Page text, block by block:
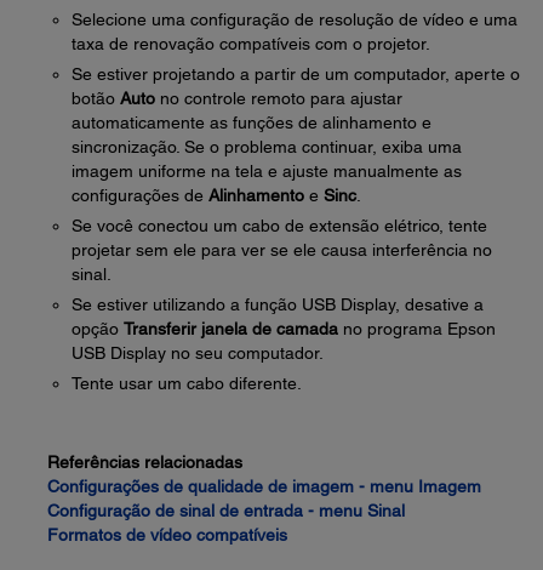
Selecione uma configuração de resolução de vídeo e uma
taxa de renovação compatíveis com o projetor.
Se estiver projetando a partir de um computador, aperte o
botão Auto no controle remoto para ajustar
automaticamente as funções de alinhamento e
sincronização. Se o problema continuar, exiba uma
imagem uniforme na tela e ajuste manualmente as
configurações de Alinhamento e Sinc
Se você conectou um cabo de extensão elétrico, tente
projetar sem ele para ver se ele causa interferência no
sinal.
Se estiver utilizando a função USB Display, desative a
opção Transferir janela de camada no programa Epson
USB Display no seu computador.
Tente usar um cabo diferente.
Referências relacionadas
Configurações de qualidade de imagem - menu Imagem
Configuração de sinal de entrada - menu Sinal
Formatos de vídeo compatíveis